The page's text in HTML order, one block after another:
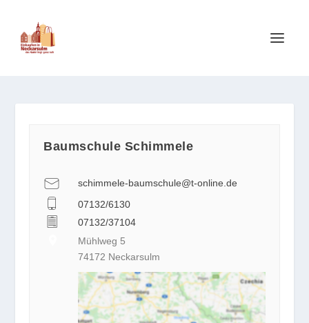
Baumschule Schimmele
schimmele-baumschule@t-online.de
07132/6130
07132/37104
Mühlweg 5
74172 Neckarsulm